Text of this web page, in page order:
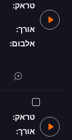
טראק:
אורך:
אלבום:
טראק:
אורך: